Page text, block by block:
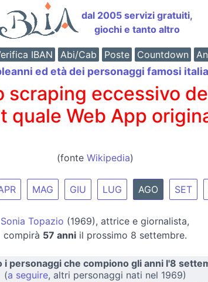
dal 2005 servizi gratuiti,
giochi e tanto altro
IBAN Abi/Cab Poste Countdown
ed età dei personaggi famosi
scraping eccessivo
quale Web App
(fonte Wikipedia)
MAG GIU LUG AGO SET
Sonia Topazio (1969), attrice e giornalista,
compirà 57 anniil prossimo 8 settembre.
i personaggi che compiono gli anni l'8
(a seguire, altri personaggi nati nel 1969)